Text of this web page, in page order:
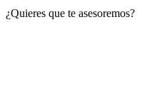
¿Quieres que te asesoremos?